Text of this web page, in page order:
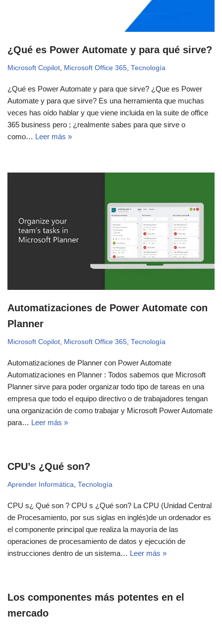
¿Qué es Power Automate y para qué sirve?
Microsoft Copilot, Microsoft Office 365, Tecnología
¿Qué es Power Automate y para que sirve? ¿Que es Power
Automate y para que sirve? Es una herramienta que muchas
veces has oído hablar y que viene incluida en la suite de office
365 business pero ; ¿realmente sabes para que sirve o
como… Leer más »
Automatizaciones de Power Automate con
Planner
Microsoft Copilot Microsoft Office 365 Tecnología
Automatizaciones de Planner con Power Automate
Automatizaciones en Planner : Todos sabemos que Microsoft
Planner sirve para poder organizar todo tipo de tareas en una
empresa que todo el equipo directivo o de trabajadores tengan
una organización de como trabajar y Microsoft Power Automate
para… Leer más »
CPU’s ¿Qué son?
Aprender Informática Tecnología
CPU s¿ Qué son ? CPU s ¿Qué son? La CPU (Unidad Central
de Procesamiento, por sus siglas en inglés)de un ordenador es
el componente principal que realiza la mayoría de las
operaciones de procesamiento de datos y ejecución de
instrucciones dentro de un sistema… Leer más »
Los componentes más potentes en el
mercado